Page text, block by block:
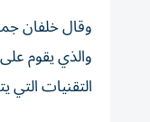
وقال خلفان
والذي يقوم
التقنيات التي